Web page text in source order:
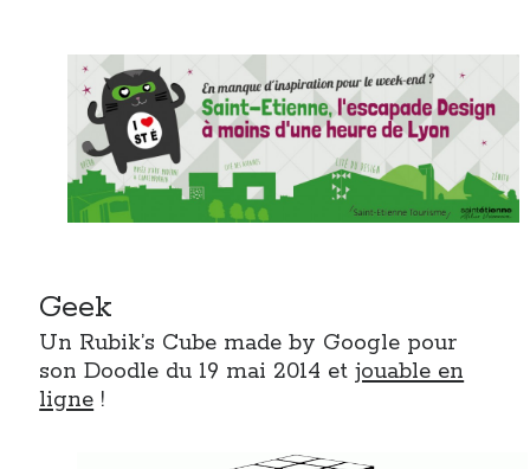
Geek
Un Rubik’s Cube made by Google pour
son Doodle du 19 mai 2014 etjouable en
ligne !